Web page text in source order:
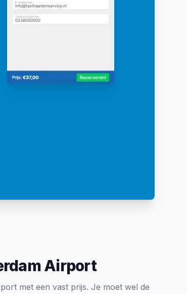
Airport
met een vast prijs. Je moet wel de